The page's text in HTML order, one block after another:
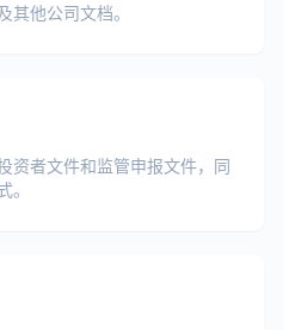
其他公司文档。
资者文件和监管申报文件，同